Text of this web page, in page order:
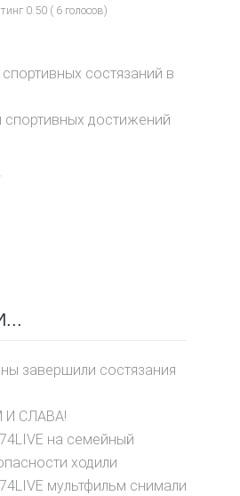
0.50 ( 6 голосов)
состязаний в
спортивных достижений
завершили состязания
И СЛАВА!
на семейный
ходили
мультфильм снимали